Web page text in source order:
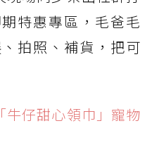
特惠專區，毛爸毛
拍照、補貨，把可
牛仔甜心領巾」寵物